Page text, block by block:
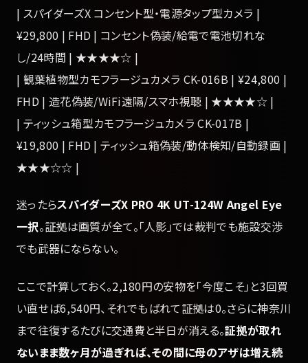
| スパイダーズX コンセント型・電源タップ型カメラ |
¥29,800 | FHD | コンセント偽装/給電で電池切れな
し/24時間 | ★★★★☆ |
| 観葉植物型カモフラージュカメラ CK-016B | ¥24,800 |
FHD | 造花偽装/WiFi遠隔/スマホ視聴 | ★★★★☆ |
| ティッシュ箱型カモフラージュカメラ CK-017B |
¥19,800 | FHD | ティッシュ箱偽装/動体検知/自動録画 |
★★★☆☆ |
迷ったらスパイダーズX PRO 4K UT-124W Angel Eye
一択。証拠は画質が全て。「人影」では裁判でも施設交渉
でも武器にならない。
ここで計算しておく。2,180円の安物を「今度こそ」と3回買
い直せば6,540円、それでもばれて証拠は0。さらに神奈川
まで往復するたびに交通費と半日が消える。証拠が取れ
ないまま数ヶ月が過ぎれば、その間に母のアザは増え続